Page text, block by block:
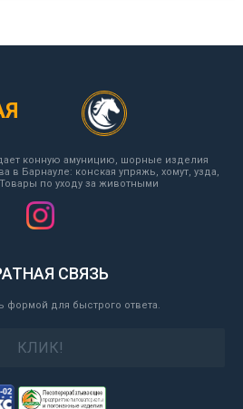
конную амуницию, шорные изделия
в Барнауле: конская упряжь, хомут, узда,
по уходу за животными
СВЯЗЬ
формой для быстрого ответа.
КЛИК!